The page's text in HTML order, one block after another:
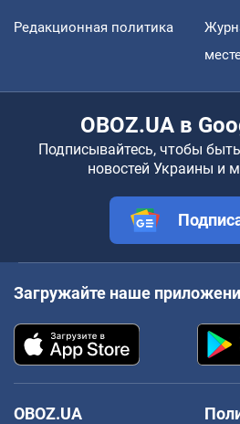
Редакционная политика
OBOZ.UA в
Подписывайтесь, чтобы
новостей Украины и
Загружайте наше
OBOZ.UA